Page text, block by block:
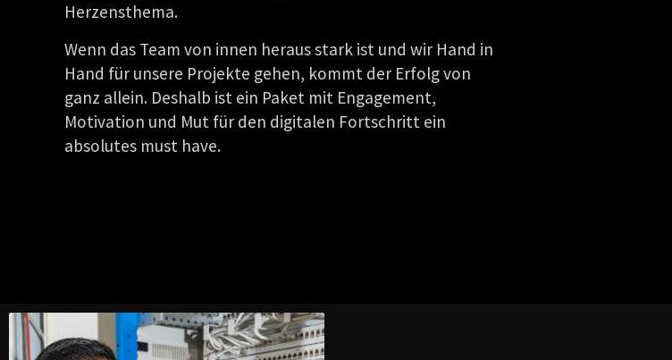
Herzensthema.
Wenn das Team von innen heraus stark ist und wir Hand in
Hand für unsere Projekte gehen, kommt der Erfolg von
ganz allein. Deshalb ist ein Paket mit Engagement,
Motivation und Mut für den digitalen Fortschritt ein
absolutes must have.